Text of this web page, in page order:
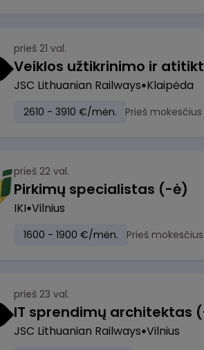
prieš 21 val.
JSC Lithuanian Railways Klaipėda
2610 - 3910 €/mėn. Prieš mokesčius
prieš 22 val.
Pirkimų specialistas (-ė)
IKI Vilnius
1600 - 1900 €/mėn. Prieš mokesčius
prieš 23 val.
IT sprendimų architektas
JSC Lithuanian Railways Vilnius